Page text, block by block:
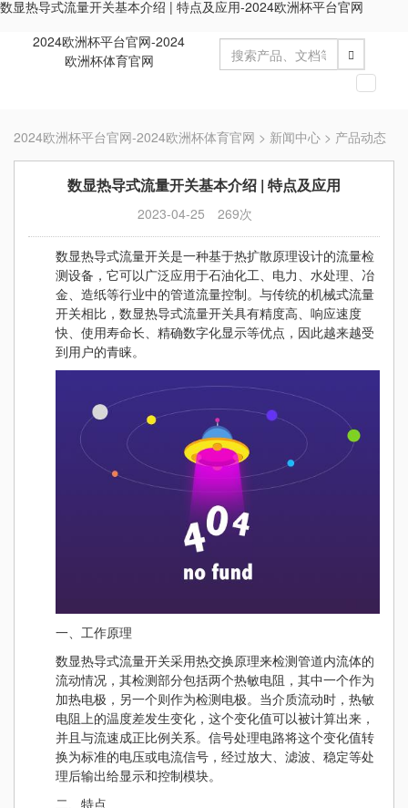
数显热导式流量开关基本介绍 | 特点及应用-2024欧洲杯平台官网
2024欧洲杯平台官网-2024
欧洲杯体育官网
切
导
航
2024欧洲杯平台官网-2024欧洲杯体育官网 > 新闻中心 > 产品动态
数显热导式流量开关基本介绍 | 特点及应用
2023-04-25 269次
数显热导式流量开关是一种基于热扩散原理设计的流量检
测设备，它可以广泛应用于石油化工、电力、水处理、冶
金、造纸等行业中的管道流量控制。与传统的机械式流量
开关相比，数显热导式流量开关具有精度高、响应速度
快、使用寿命长、精确数字化显示等优点，因此越来越受
到用户的青睐。
一、工作原理
数显热导式流量开关采用热交换原理来检测管道内流体的
流动情况，其检测部分包括两个热敏电阻，其中一个作为
加热电极，另一个则作为检测电极。当介质流动时，热敏
电阻上的温度差发生变化，这个变化值可以被计算出来，
并且与流速成正比例关系。信号处理电路将这个变化值转
换为标准的电压或电流信号，经过放大、滤波、稳定等处
理后输出给显示和控制模块。
二、特点